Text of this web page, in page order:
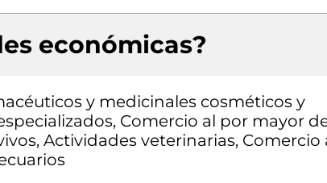
económicas?
y medicinales cosméticos y
Comercio al por mayor
Actividades veterinarias, Comercio